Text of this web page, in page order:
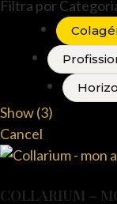
Filtra por
Show(3)
Cancel
COLLARIUM –